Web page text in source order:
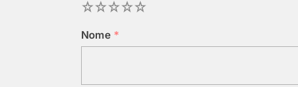
5
4
3
2
Nome *